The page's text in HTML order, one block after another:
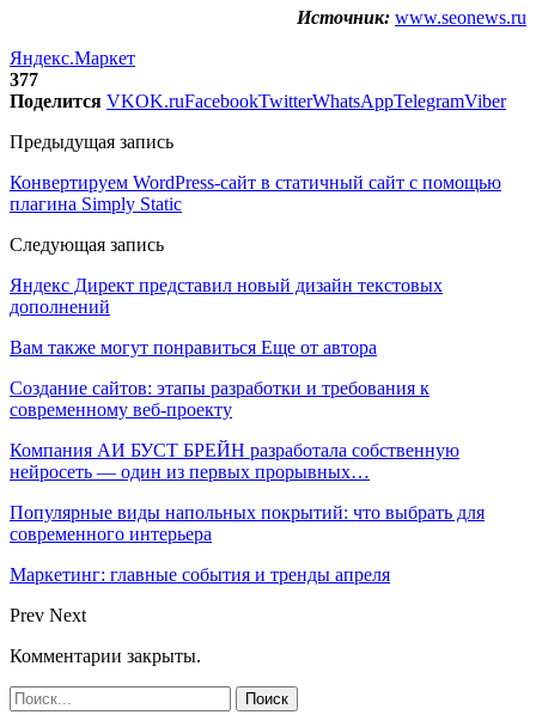
Источник: www.seonews.ru
Яндекс.Маркет
377
Поделится VKOK.ruFacebookTwitterWhatsAppTelegramViber
Предыдущая запись
Конвертируем WordPress-сайт в статичный сайт с помощью
плагина Simply Static
Следующая запись
Яндекс Директ представил новый дизайн текстовых
дополнений
Вам также могут понравиться Еще от автора
Создание сайтов: этапы разработки и требования к
современному веб-проекту
Компания АИ БУСТ БРЕЙН разработала собственную
нейросеть — один из первых прорывных…
Популярные виды напольных покрытий: что выбрать для
современного интерьера
Маркетинг: главные события и тренды апреля
Prev Next
Комментарии закрыты.